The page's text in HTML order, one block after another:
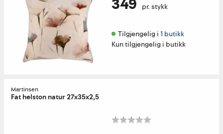
pr. stykk
Tilgjengelig i 1 butikk
Kun tilgjengelig i butikk
Martinsen
Fat helston natur 27x35x2,5